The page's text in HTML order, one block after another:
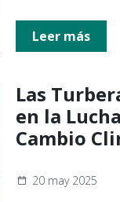
Leer más
Las
en la
Cambio
20 may 2025